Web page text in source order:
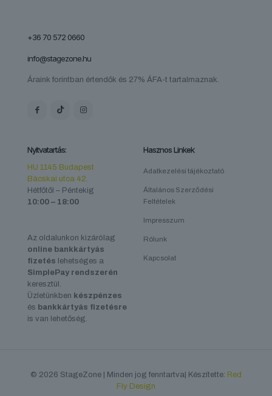
+36 70 572 0660
info@stagezone.hu
Áraink forintban értendők és 27% ÁFA-t tartalmaznak.
Nyitvatartás:
HU 1145 Budapest
Bácskai utca 42.
Hétfőtől – Péntekig
10:00 – 18:00
Az oldalunkon kizárólag
online bankkártyás
fizetés lehetséges a
SimplePay rendszerén
keresztül.
Üzletünkben készpénzes
és bankkártyás fizetésre
is van lehetőség.
Hasznos Linkek
Adatkezelési tájékoztató
Általános Szerződési
Feltételek
Impresszum
Rólunk
Kapcsolat
© 2026 StageZone | Minden jog fenntartva| Készítette: Red
Fly Design